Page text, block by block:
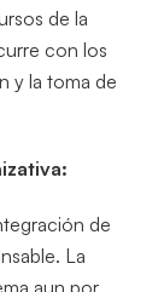
de la
con los
y la toma de
de
La
aun por